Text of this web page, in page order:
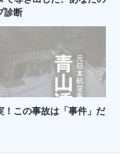
診断
！この事故は「事件」だ